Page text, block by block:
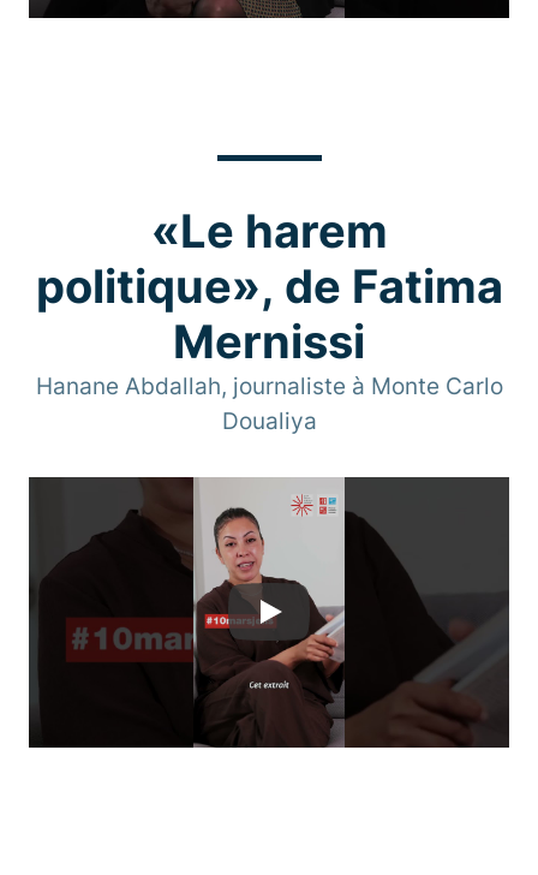
«Le harem
politique», de Fatima
Mernissi
Hanane Abdallah, journaliste à Monte Carlo
Doualiya
Play